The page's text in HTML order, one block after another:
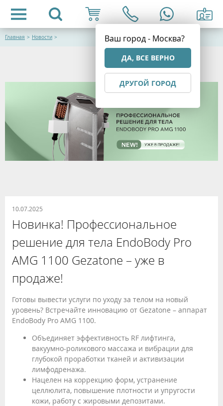
Ваш город - Москва?
ДА, ВСЕ ВЕРНО
ДРУГОЙ ГОРОД
Главная > Новости >
10.07.2025
Новинка! Профессиональное
решение для тела EndoBody Pro
AMG 1100 Gezatone – уже в
продаже!
Готовы вывести услуги по уходу за телом на новый
уровень? Встречайте инновацию от Gezatone – аппарат
EndoBody Pro AMG 1100.
Объединяет эффективность RF лифтинга,
вакуумно-роликового массажа и вибрации для
глубокой проработки тканей и активизации
лимфодренажа.
Нацелен на коррекцию форм, устранение
целлюлита, повышение плотности и упругости
кожи, работу с жировыми депозитами.